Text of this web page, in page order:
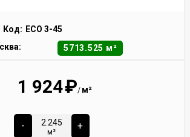
Код: ECO 3-45
5713.525 м²
1 924₽/ м²
-
м²
+